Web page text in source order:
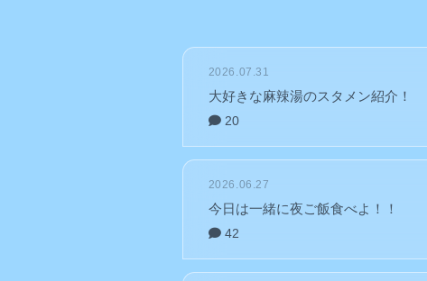
2026.07.31
大好きな麻辣湯のスタメン紹介！
20
2026.06.27
今日は一緒に夜ご飯食べよ！！
42